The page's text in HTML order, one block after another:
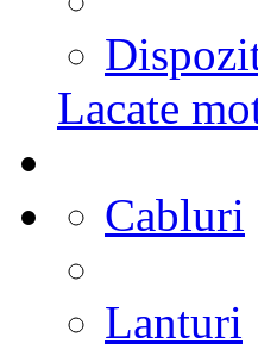
Lacate
Cabluri
Lanturi